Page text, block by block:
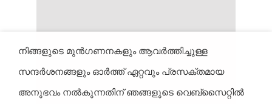
നിങ്ങളുടെ മുൻഗണനകളും ആവർത്തിച്ചുള്ള
സന്ദർശനങ്ങളും ഓർത്ത് ഏറ്റവും പ്രസക്തമായ
അനുഭവം നൽകുന്നതിന് ഞങ്ങളുടെ വെബ്‌സൈറ്റിൽ